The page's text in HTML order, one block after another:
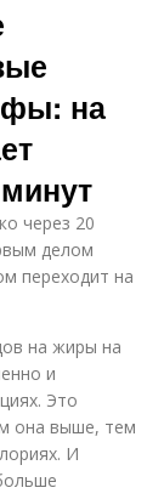
на
через 20
делом
переходит на
на жиры на
и
Это
она выше, тем
И